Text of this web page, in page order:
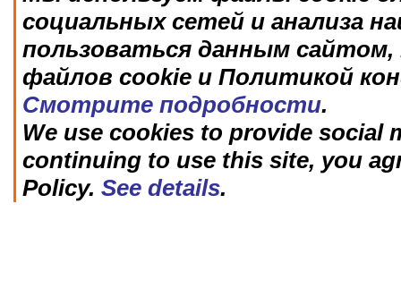
социальных сетей и анализа
пользоваться данным
файлов cookie и Политикой
Смотрите подробности.
We use cookies to provide social
continuing to use this site, you
Policy. See details.